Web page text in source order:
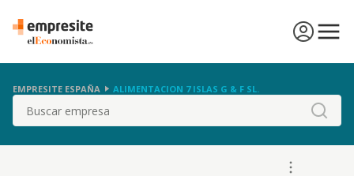
EMPRESITE ESPAÑA ALIMENTACION 7 ISLAS G & F SL.
Buscar